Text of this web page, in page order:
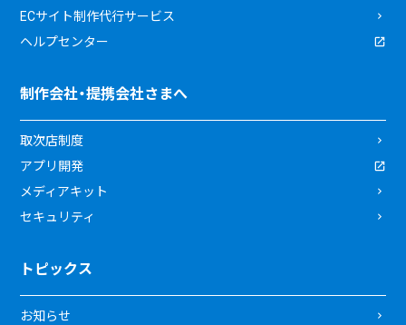
ECサイト制作代行サービス
ヘルプセンター
制作会社・提携会社さまへ
取次店制度
アプリ開発
メディアキット
セキュリティ
トピックス
お知らせ